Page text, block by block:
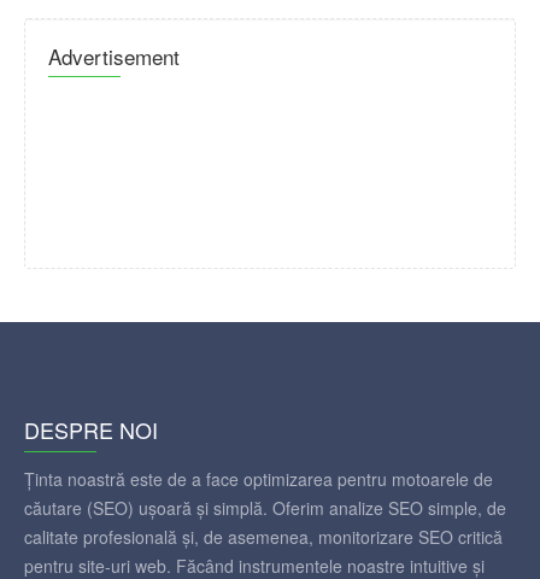
Advertisement
DESPRE NOI
Ținta noastră este de a face optimizarea pentru motoarele de
căutare (SEO) ușoară și simplă. Oferim analize SEO simple, de
calitate profesională și, de asemenea, monitorizare SEO critică
pentru site-uri web. Făcând instrumentele noastre intuitive și